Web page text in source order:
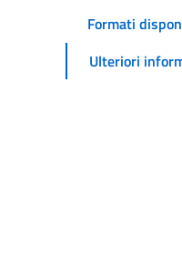
Formati
Ulteriori